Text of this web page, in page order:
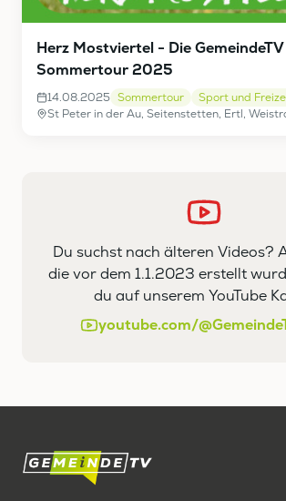
Herz Mostviertel - Die GemeindeTV
Sommertour 2025
14.08.2025 Sommertour
Sport und
St Peter in der Au, Seitenstetten, Ertl,
Du suchst nach älteren Videos?
die vor dem 1.1.2023 erstellt
du auf unserem YouTube
youtube.com/